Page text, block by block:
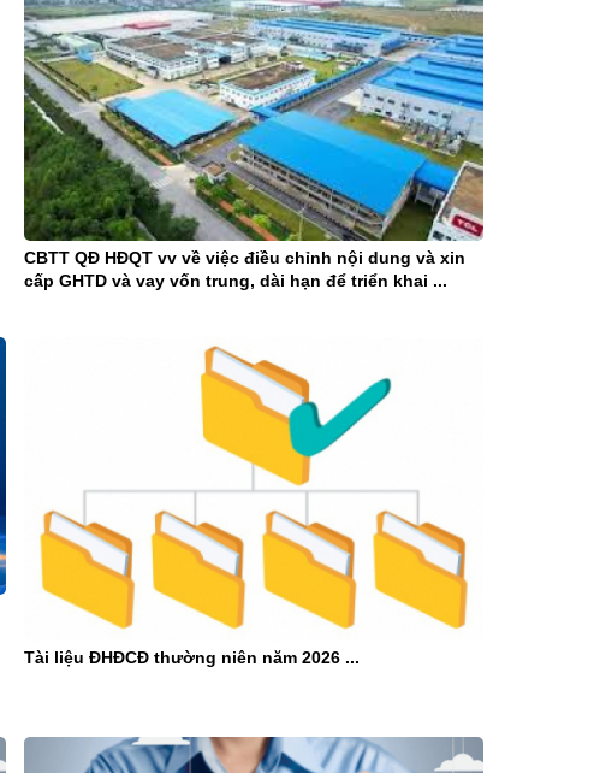
CBTT QĐ HĐQT vv về việc điều chỉnh nội dung và xin
cấp GHTD và vay vốn trung, dài hạn để triển khai ...
Tài liệu ĐHĐCĐ thường niên năm 2026 ...